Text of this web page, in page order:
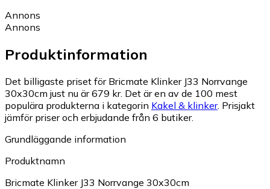
Annons
Annons
Produktinformation
Det billigaste priset för Bricmate Klinker J33 Norrvange
30x30cm just nu är 679 kr. Det är en av de 100 mest
populära produkterna i kategorin Kakel & klinker. Prisjakt
jämför priser och erbjudande från 6 butiker.
Grundläggande information
Produktnamn
Bricmate Klinker J33 Norrvange 30x30cm